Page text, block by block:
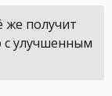
же получит
с улучшенным